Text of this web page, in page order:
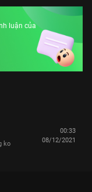
luận của
ko
00:33
08/12/2021